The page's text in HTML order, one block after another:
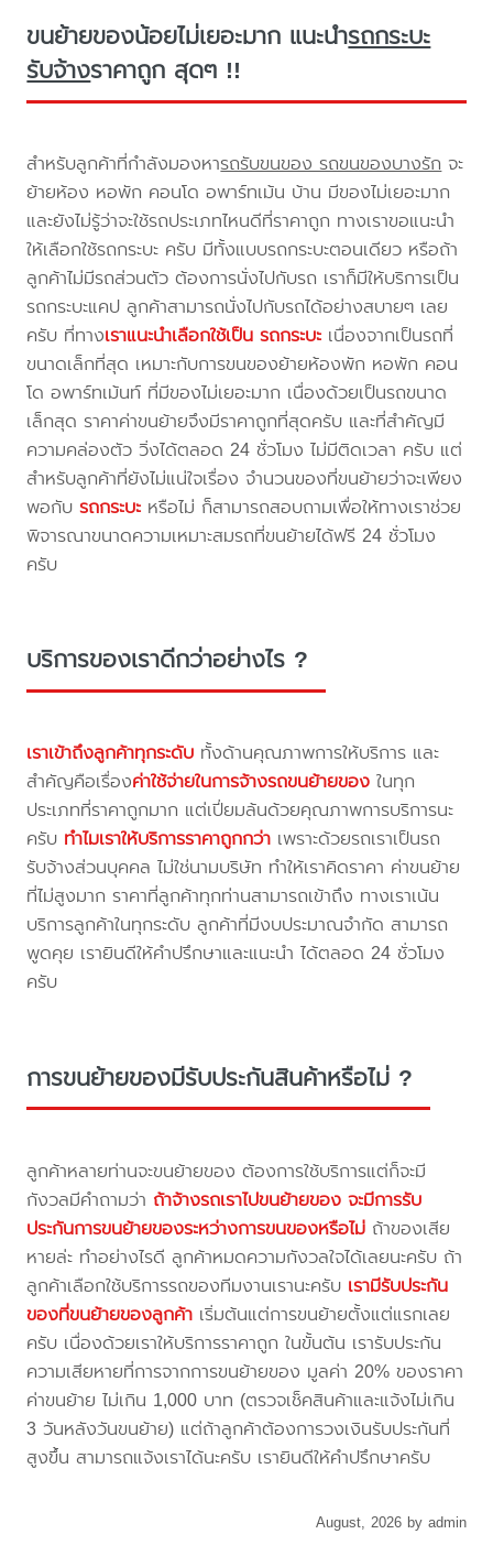
ขนย้ายของน้อยไม่เยอะมาก แนะนำรถกระบะ
รับจ้างราคาถูก สุดๆ !!
สำหรับลูกค้าที่กำลังมองหารถรับขนของ รถขนของบางรัก จะ
ย้ายห้อง หอพัก คอนโด อพาร์ทเม้น บ้าน มีของไม่เยอะมาก
และยังไม่รู้ว่าจะใช้รถประเภทไหนดีที่ราคาถูก ทางเราขอแนะนำ
ให้เลือกใช้รถกระบะ ครับ มีทั้งแบบรถกระบะตอนเดียว หรือถ้า
ลูกค้าไม่มีรถส่วนตัว ต้องการนั่งไปกับรถ เราก็มีให้บริการเป็น
รถกระบะแคป ลูกค้าสามารถนั่งไปกับรถได้อย่างสบายๆ เลย
ครับ ที่ทางเราแนะนำเลือกใช้เป็น รถกระบะ เนื่องจากเป็นรถที่
ขนาดเล็กที่สุด เหมาะกับการขนของย้ายห้องพัก หอพัก คอน
โด อพาร์ทเม้นท์ ที่มีของไม่เยอะมาก เนื่องด้วยเป็นรถขนาด
เล็กสุด ราคาค่าขนย้ายจึงมีราคาถูกที่สุดครับ และที่สำคัญมี
ความคล่องตัว วิ่งได้ตลอด 24 ชั่วโมง ไม่มีติดเวลา ครับ แต่
สำหรับลูกค้าที่ยังไม่แน่ใจเรื่อง จำนวนของที่ขนย้ายว่าจะเพียง
พอกับรถกระบะ หรือไม่ ก็สามารถสอบถามเพื่อให้ทางเราช่วย
พิจารณาขนาดความเหมาะสมรถที่ขนย้ายได้ฟรี 24 ชั่วโมง
ครับ
บริการของเราดีกว่าอย่างไร ?
เราเข้าถึงลูกค้าทุกระดับ ทั้งด้านคุณภาพการให้บริการ และ
สำคัญคือเรื่องค่าใช้จ่ายในการจ้างรถขนย้ายของ ในทุก
ประเภทที่ราคาถูกมาก แต่เปี่ยมล้นด้วยคุณภาพการบริการนะ
ครับ ทำไมเราให้บริการราคาถูกกว่า เพราะด้วยรถเราเป็นรถ
รับจ้างส่วนบุคคล ไม่ใช่นามบริษัท ทำให้เราคิดราคา ค่าขนย้าย
ที่ไม่สูงมาก ราคาที่ลูกค้าทุกท่านสามารถเข้าถึง ทางเราเน้น
บริการลูกค้าในทุกระดับ ลูกค้าที่มีงบประมาณจำกัด สามารถ
พูดคุย เรายินดีให้คำปรึกษาและแนะนำ ได้ตลอด 24 ชั่วโมง
ครับ
การขนย้ายของมีรับประกันสินค้าหรือไม่ ?
ลูกค้าหลายท่านจะขนย้ายของ ต้องการใช้บริการแต่ก็จะมี
กังวลมีคำถามว่า ถ้าจ้างรถเราไปขนย้ายของ จะมีการรับ
ประกันการขนย้ายของระหว่างการขนของหรือไม่ ถ้าของเสีย
หายล่ะ ทำอย่างไรดี ลูกค้าหมดความกังวลใจได้เลยนะครับ ถ้า
ลูกค้าเลือกใช้บริการรถของทีมงานเรานะครับ เรามีรับประกัน
ของที่ขนย้ายของลูกค้า เริ่มต้นแต่การขนย้ายตั้งแต่แรกเลย
ครับ เนื่องด้วยเราให้บริการราคาถูก ในขั้นต้น เรารับประกัน
ความเสียหายที่การจากการขนย้ายของ มูลค่า 20% ของราคา
ค่าขนย้าย ไม่เกิน 1,000 บาท (ตรวจเช็คสินค้าและแจ้งไม่เกิน
3 วันหลังวันขนย้าย) แต่ถ้าลูกค้าต้องการวงเงินรับประกันที่
สูงขึ้น สามารถแจ้งเราได้นะครับ เรายินดีให้คำปรึกษาครับ
August, 2026 by admin